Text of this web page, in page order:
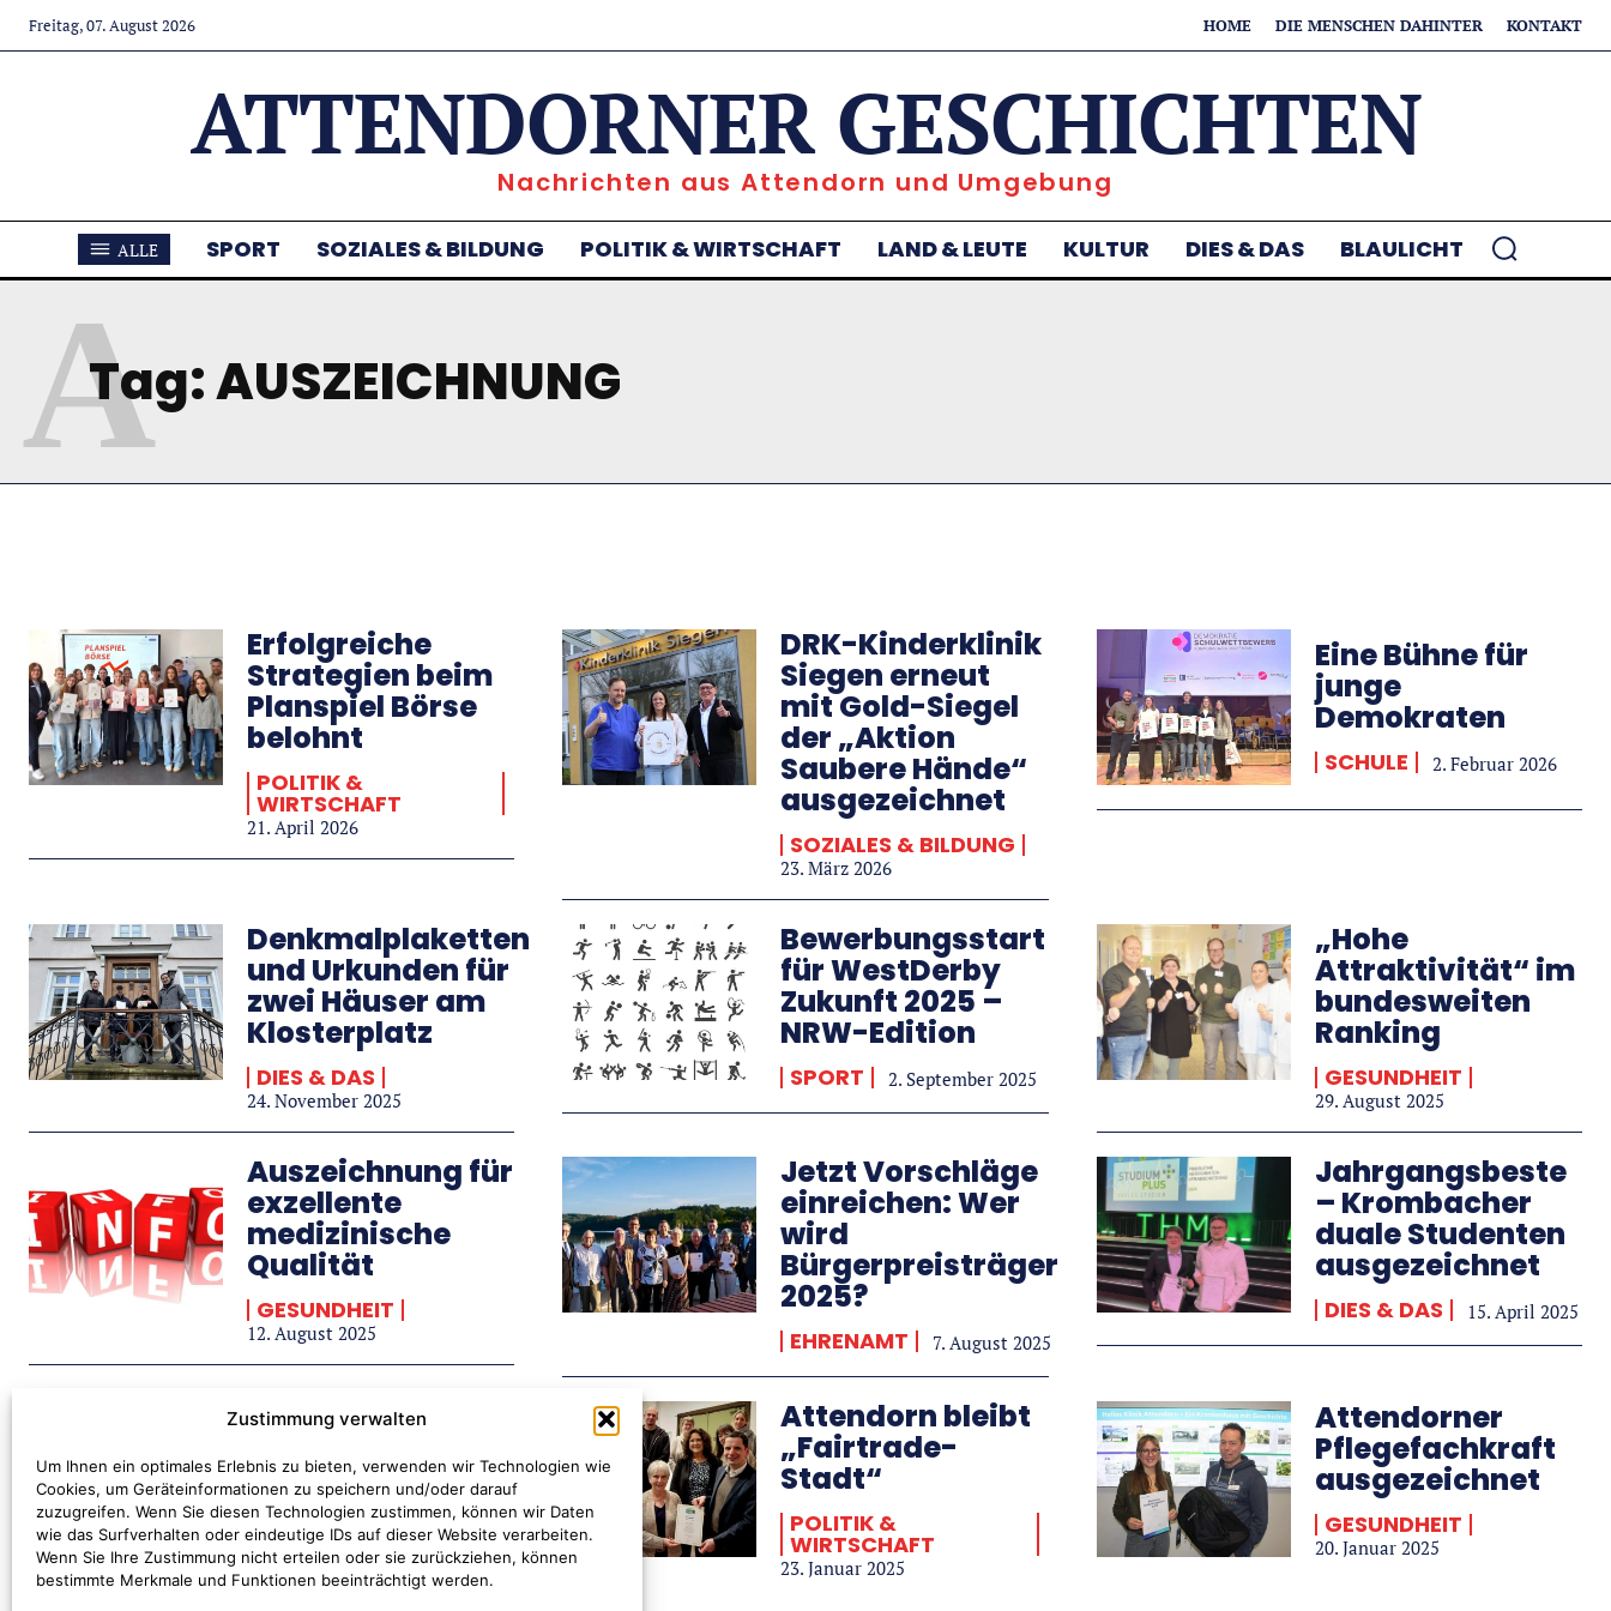
Zustimmung verwalten
Um Ihnen ein optimales Erlebnis zu bieten, verwenden wir Technologien wie
Cookies, um Geräteinformationen zu speichern und/oder darauf
zuzugreifen. Wenn Sie diesen Technologien zustimmen, können wir Daten
wie das Surfverhalten oder eindeutige IDs auf dieser Website verarbeiten.
Wenn Sie Ihre Zustimmung nicht erteilen oder sie zurückziehen, können
bestimmte Merkmale und Funktionen beeinträchtigt werden.
Freitag, 07. August 2026 HOME DIE MENSCHEN DAHINTER KONTAKT
ATTENDORNER GESCHICHTEN
Nachrichten aus Attendorn und Umgebung
ALLE SPORT SOZIALES & BILDUNG POLITIK & WIRTSCHAFT LAND & LEUTE KULTUR DIES & DAS BLAULICHT
Tag:AUSZEICHNUNG
A
Erfolgreiche
Strategien beim
Planspiel Börse
belohnt
POLITIK &
WIRTSCHAFT
21. April 2026
DRK-Kinderklinik
Siegen erneut
mit Gold-Siegel
der „Aktion
Saubere Hände“
ausgezeichnet
SOZIALES & BILDUNG
23. März 2026
Eine Bühne für
junge
Demokraten
SCHULE 2. Februar 2026
Denkmalplaketten
und Urkunden für
zwei Häuser am
Klosterplatz
DIES & DAS
24. November 2025
Bewerbungsstart
für WestDerby
Zukunft 2025 –
NRW-Edition
SPORT 2. September 2025
„Hohe
Attraktivität“ im
bundesweiten
Ranking
GESUNDHEIT
29. August 2025
Auszeichnung für
exzellente
medizinische
Qualität
GESUNDHEIT
12. August 2025
Jetzt Vorschläge
einreichen: Wer
wird
Bürgerpreisträger
2025?
EHRENAMT 7. August 2025
Jahrgangsbeste
– Krombacher
duale Studenten
ausgezeichnet
DIES & DAS 15. April 2025
Auszeichnung des
familienfreundliches
Unternehmen
SOZIALES & BILDUNG
31. Januar 2025
Attendorn bleibt
„Fairtrade-
Stadt“
POLITIK &
WIRTSCHAFT
23. Januar 2025
Attendorner
Pflegefachkraft
ausgezeichnet
GESUNDHEIT
20. Januar 2025